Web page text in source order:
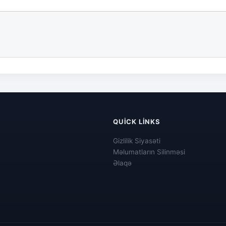
QUICK LINKS
Gizlilik Siyasəti
Məlumatların Silinməsi
Əlaqə